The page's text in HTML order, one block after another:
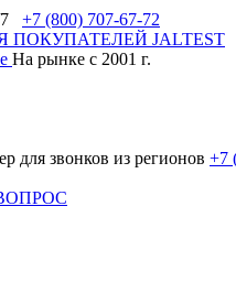
7 +7 (800) 707-67-72
JALTEST
На рынке с 2001 г.
для звонков из регионов +7